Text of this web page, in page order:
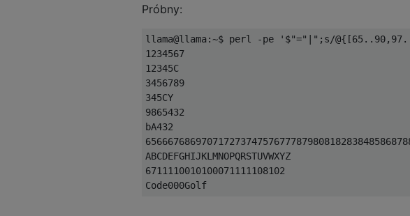
Próbny:
llama@llama:~$ perl -pe '$"="|";s/
1234567
12345C
3456789
345CY
9865432
bA432
ABCDEFGHIJKLMNOPQRSTUVWXYZ
6711110010100071111108102